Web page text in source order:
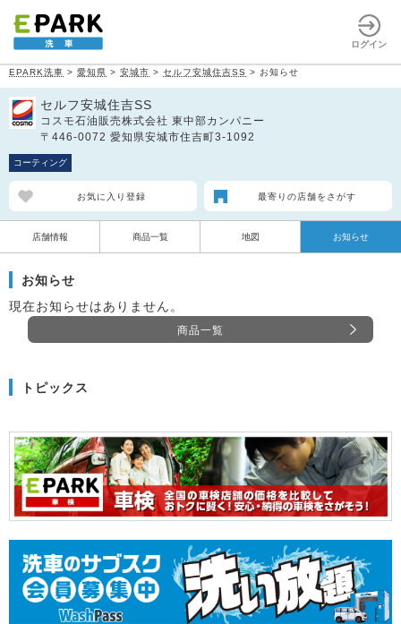
ログイン
EPARK洗車 > 愛知県 > 安城市 > セルフ安城住吉SS > お知らせ
セルフ安城住吉SS
コスモ石油販売株式会社 東中部カンパニー
〒446-0072 愛知県安城市住吉町3-1092
コーティング
お気に入り登録 最寄りの店舗をさがす
店舗情報 商品一覧 地図 お知らせ
お知らせ
現在お知らせはありません。
商品一覧
トピックス